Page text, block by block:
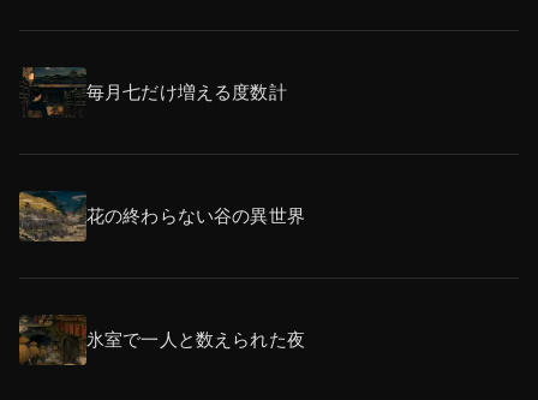
毎月七だけ増える度数計
花の終わらない谷の異世界
氷室で一人と数えられた夜